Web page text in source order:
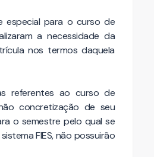
especial para o curso de
a necessidade da
nos termos daquela
referentes ao curso de
concretização de seu
o semestre pelo qual se
FIES, não possuirão